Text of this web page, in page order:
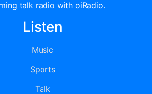
talk radio with oiRadio.
Listen
Music
Sports
Talk